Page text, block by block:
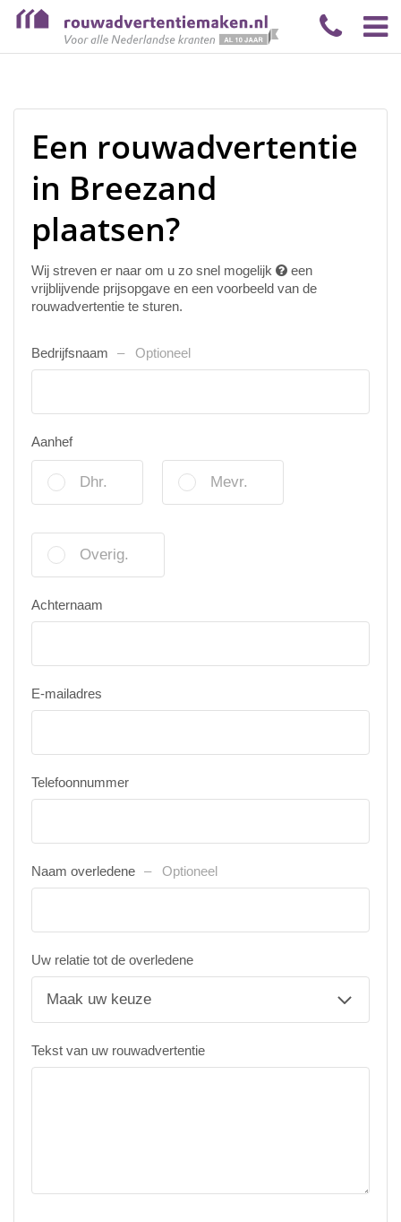
Een rouwadvertentie
in Breezand
plaatsen?
Wij streven er naar om u zo snel mogelijk
een
vrijblijvende prijsopgave en een voorbeeld van de
rouwadvertentie te sturen.
Bedrijfsnaam Optioneel
Aanhef
Dhr. Mevr.
Overig.
Achternaam
E-mailadres
Telefoonnummer
Naam overledene Optioneel
Uw relatie tot de overledene
Tekst van uw rouwadvertentie